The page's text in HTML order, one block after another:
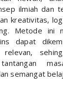
ilmiah dan
kreativitas,
Metode ini
dapat
tantangan
semangat